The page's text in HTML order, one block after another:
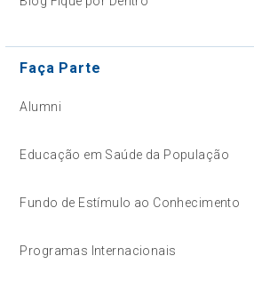
Faça Parte
Alumni
Educação em Saúde da População
Fundo de Estímulo ao Conhecimento
Programas Internacionais